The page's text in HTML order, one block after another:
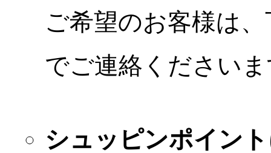
ご希望のお客様は
でご連絡ください
シュッピンポイン